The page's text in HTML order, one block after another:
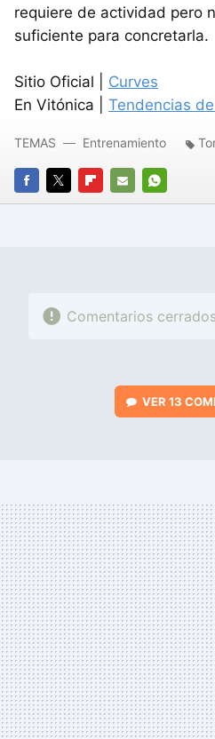
requiere de actividad pero
suficiente para concretarla.
Sitio Oficial | Curves
En Vitónica | Tendencias
FACEBOOK
TWITTERFLIPBOARD
E-
WHATSAPP
TEMAS Entrenamiento
Comentarios
VER 13